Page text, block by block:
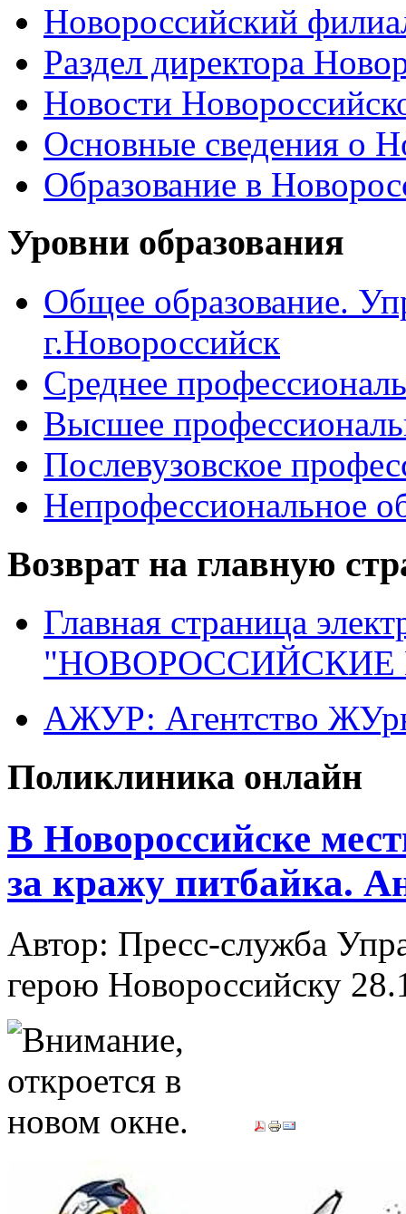
Новороссийский
Раздел директора
Новости
Основные сведения о
Образование в
Уровни образования
Общее образование.
г.Новороссийск
Среднее
Высшее
Послевузовское
Непрофессиональное
Возврат на главную
Главная страница
"НОВОРОССИЙСКИЕ
АЖУР: Агентство
Поликлиника онлайн
В Новороссийске
за кражу питбайка.
Автор: Пресс-служба
герою Новороссийску